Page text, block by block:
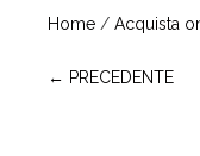
Home / Acquista
← PRECEDENTE